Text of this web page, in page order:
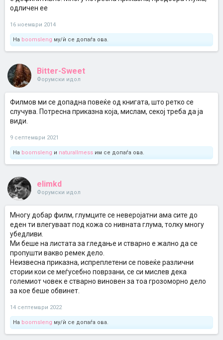
одличен ее
16 ноември 2014
На boomsleng му/ѝ се допаѓа ова.
Bitter-Sweet
Форумски идол
Филмов ми се допадна повеќе од книгата, што ретко се
случува. Потресна приказна која, мислам, секој треба да ја
види.
9 септември 2021
На boomsleng и naturallmess им се допаѓа ова.
elimkd
Форумски идол
Многу добар филм, глумците се неверојатни ама сите до
еден ти влегуваат под кожа со нивната глума, толку многу
убедливи.
Ми беше на листата за гледање и стварно е жално да се
пропушти вакво ремек дело.
Неизвесна приказна, испреплетени се повеќе различни
стории кои се меѓусебно поврзани, се си мислев дека
големиот човек е стварно виновен за тоа грозоморно дело
за кое беше обвинет.
14 септември 2022
На boomsleng му/ѝ се допаѓа ова.